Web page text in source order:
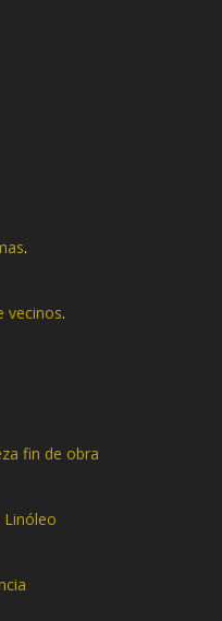
.
vecinos.
fin de obra